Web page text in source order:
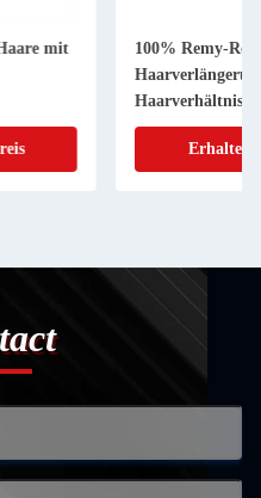
mit
100% Remy-Roh-
Haarverlängerung
Haarverhältnis
Erhalten Sie